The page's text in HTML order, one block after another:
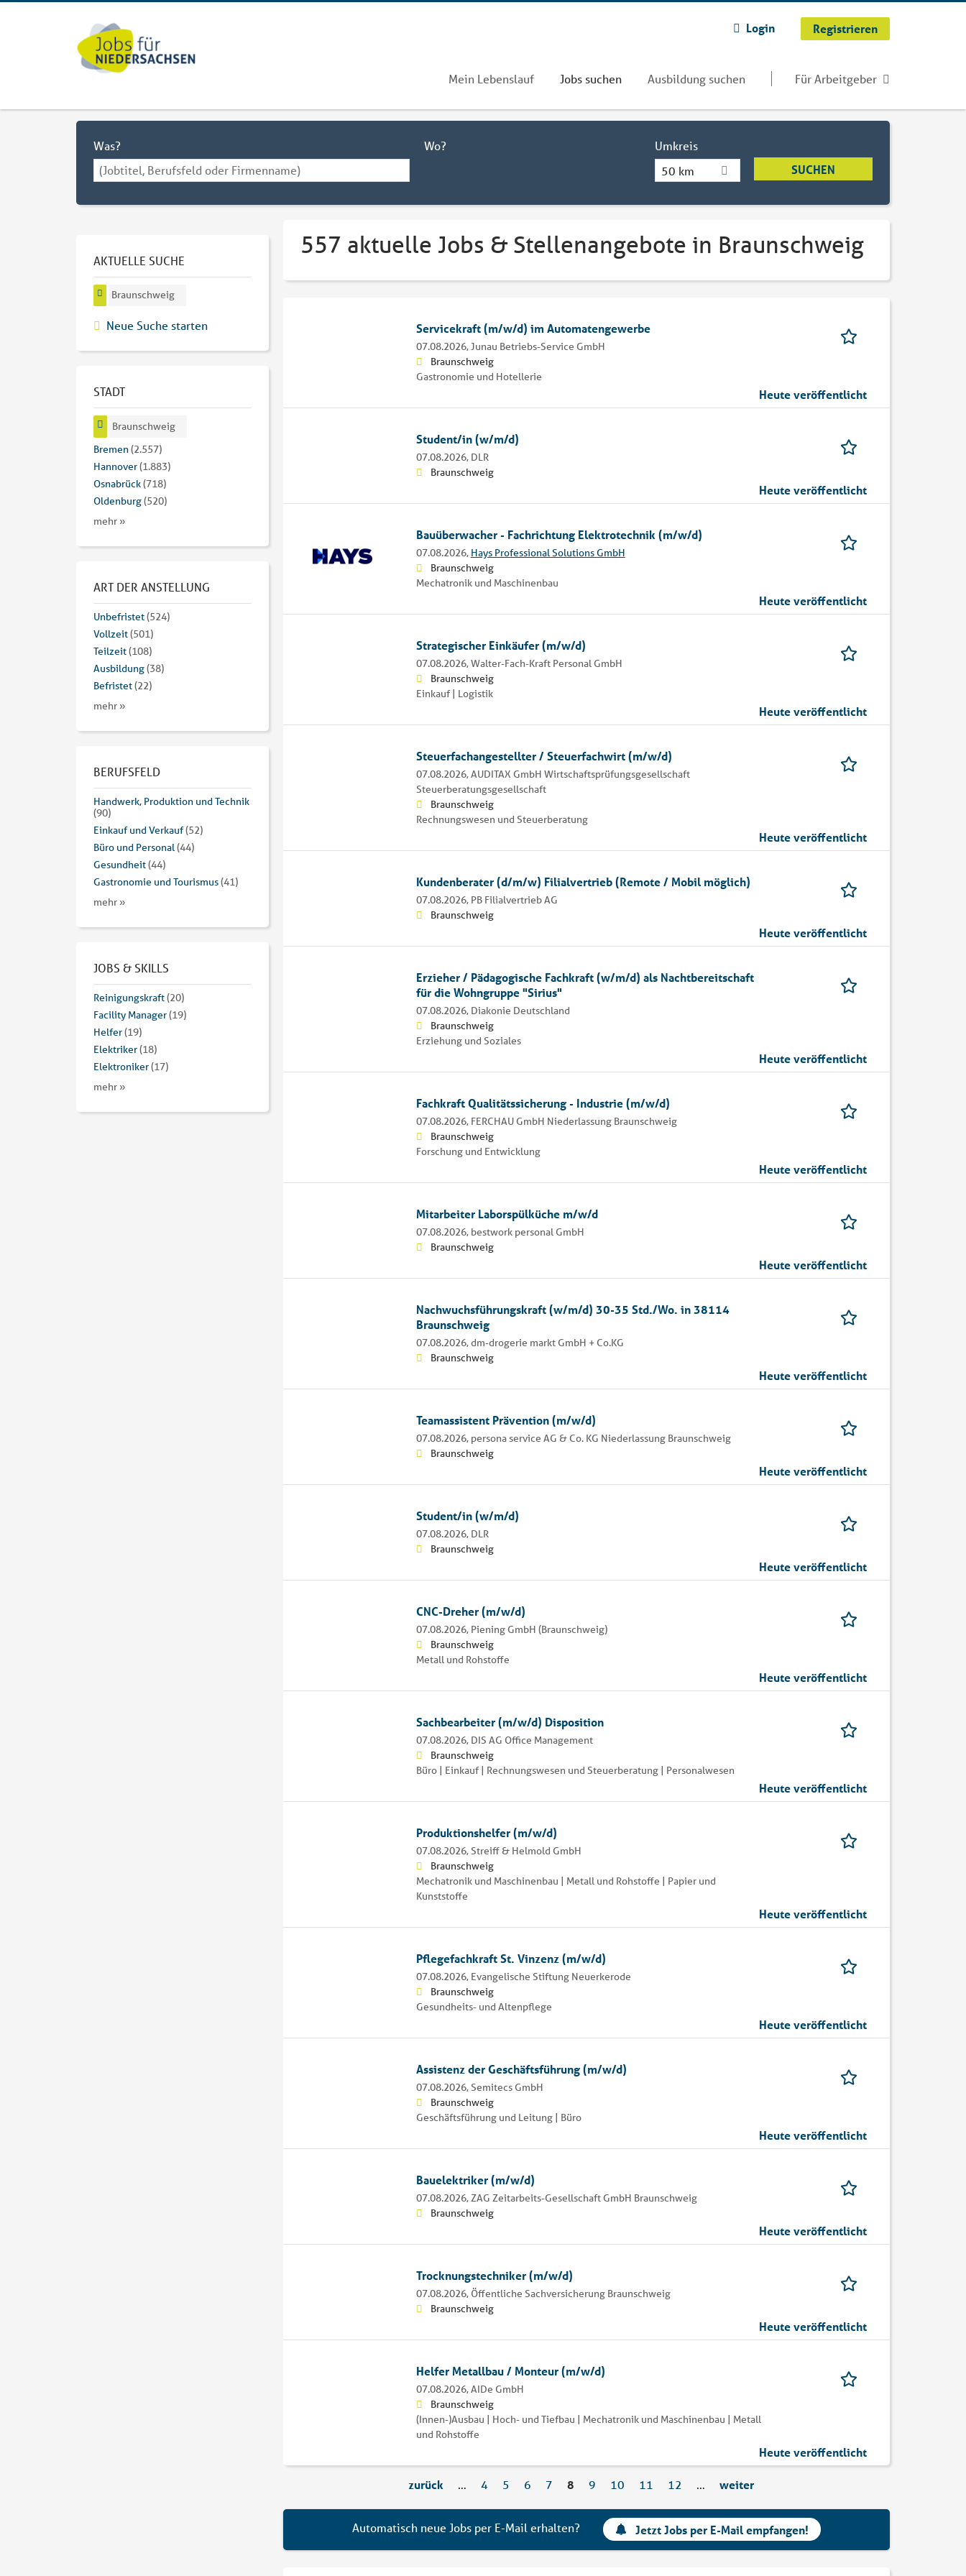
Login Registrieren
Mein Lebenslauf Jobs suchen Ausbildung suchen Für Arbeitgeber
Was? Wo?
Umkreis
50 km
557 aktuelle Jobs & Stellenangebote in Braunschweig
Servicekraft (m/w/d) im Automatengewerbe
07.08.2026, Junau Betriebs-Service GmbH
Braunschweig
Gastronomie und Hotellerie
Heute veröffentlicht
Student/in (w/m/d)
07.08.2026, DLR
Braunschweig
Heute veröffentlicht
Bauüberwacher - Fachrichtung Elektrotechnik (m/w/d)
07.08.2026, Hays Professional Solutions GmbH
Braunschweig
Mechatronik und Maschinenbau
Heute veröffentlicht
Strategischer Einkäufer (m/w/d)
07.08.2026,Walter-Fach-Kraft Personal GmbH
Braunschweig
Einkauf | Logistik
Heute veröffentlicht
Steuerfachangestellter / Steuerfachwirt (m/w/d)
07.08.2026,AUDITAX GmbH Wirtschaftsprüfungsgesellschaft
Steuerberatungsgesellschaft
Braunschweig
Rechnungswesen und Steuerberatung
Heute veröffentlicht
Kundenberater (d/m/w) Filialvertrieb (Remote / Mobil möglich)
07.08.2026, PB Filialvertrieb AG
Braunschweig
Heute veröffentlicht
Erzieher / Pädagogische Fachkraft (w/m/d) als Nachtbereitschaft
für die Wohngruppe "Sirius"
07.08.2026, Diakonie Deutschland
Braunschweig
Erziehung und Soziales
Heute veröffentlicht
Fachkraft Qualitätssicherung - Industrie (m/w/d)
07.08.2026, FERCHAU GmbH Niederlassung Braunschweig
Braunschweig
Forschung und Entwicklung
Heute veröffentlicht
Mitarbeiter Laborspülküche m/w/d
07.08.2026, bestwork personal GmbH
Braunschweig
Heute veröffentlicht
Nachwuchsführungskraft (w/m/d) 30-35 Std./Wo. in 38114
Braunschweig
07.08.2026,dm-drogerie markt GmbH + Co.KG
Braunschweig
Heute veröffentlicht
Teamassistent Prävention (m/w/d)
07.08.2026, persona service AG & Co. KG Niederlassung Braunschweig
Braunschweig
Heute veröffentlicht
Student/in (w/m/d)
07.08.2026, DLR
Braunschweig
Heute veröffentlicht
CNC-Dreher (m/w/d)
07.08.2026, Piening GmbH (Braunschweig)
Braunschweig
Metall und Rohstoffe
Heute veröffentlicht
Sachbearbeiter (m/w/d) Disposition
07.08.2026, DIS AG Office Management
Braunschweig
Büro | Einkauf | Rechnungswesen und Steuerberatung | Personalwesen
Heute veröffentlicht
Produktionshelfer (m/w/d)
07.08.2026, Streiff & Helmold GmbH
Braunschweig
Mechatronik und Maschinenbau | Metall und Rohstoffe | Papier und
Kunststoffe
Heute veröffentlicht
Pflegefachkraft St. Vinzenz (m/w/d)
07.08.2026, Evangelische Stiftung Neuerkerode
Braunschweig
Gesundheits- und Altenpflege
Heute veröffentlicht
Assistenz der Geschäftsführung (m/w/d)
07.08.2026, Semitecs GmbH
Braunschweig
Geschäftsführung und Leitung | Büro
Heute veröffentlicht
Bauelektriker (m/w/d)
07.08.2026, ZAG Zeitarbeits-Gesellschaft GmbH Braunschweig
Braunschweig
Heute veröffentlicht
Trocknungstechniker (m/w/d)
07.08.2026, Öffentliche Sachversicherung Braunschweig
Braunschweig
Heute veröffentlicht
Helfer Metallbau / Monteur (m/w/d)
07.08.2026,AIDe GmbH
Braunschweig
(Innen-)Ausbau | Hoch- und Tiefbau | Mechatronik und Maschinenbau | Metall
und Rohstoffe
Heute veröffentlicht
zurück … 4 5 6 7 8 9 10 11 12 … weiter
Automatisch neue Jobs per E-Mail erhalten? Jetzt Jobs per E-Mail empfangen!
AKTUELLE SUCHE
Braunschweig
Neue Suche starten
STADT
Braunschweig
Bremen(2.557)
Hannover(1.883)
Osnabrück(718)
Oldenburg(520)
mehr »
ART DER ANSTELLUNG
Unbefristet(524)
Vollzeit(501)
Teilzeit(108)
Ausbildung(38)
Befristet(22)
mehr »
BERUFSFELD
Handwerk, Produktion und Technik
(90)
Einkauf und Verkauf(52)
Büro und Personal(44)
Gesundheit(44)
Gastronomie und Tourismus(41)
mehr »
JOBS & SKILLS
Reinigungskraft(20)
Facility Manager(19)
Helfer(19)
Elektriker(18)
Elektroniker(17)
mehr »